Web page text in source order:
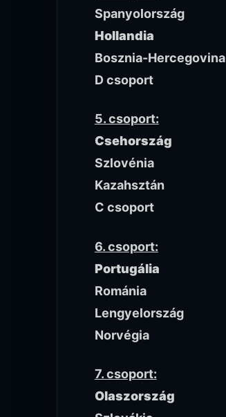
Spanyolország
Hollandia
Bosznia-Hercegovina
D csoport
5. csoport:
Csehország
Szlovénia
Kazahsztán
C csoport
6. csoport:
Portugália
Románia
Lengyelország
Norvégia
7. csoport:
Olaszország